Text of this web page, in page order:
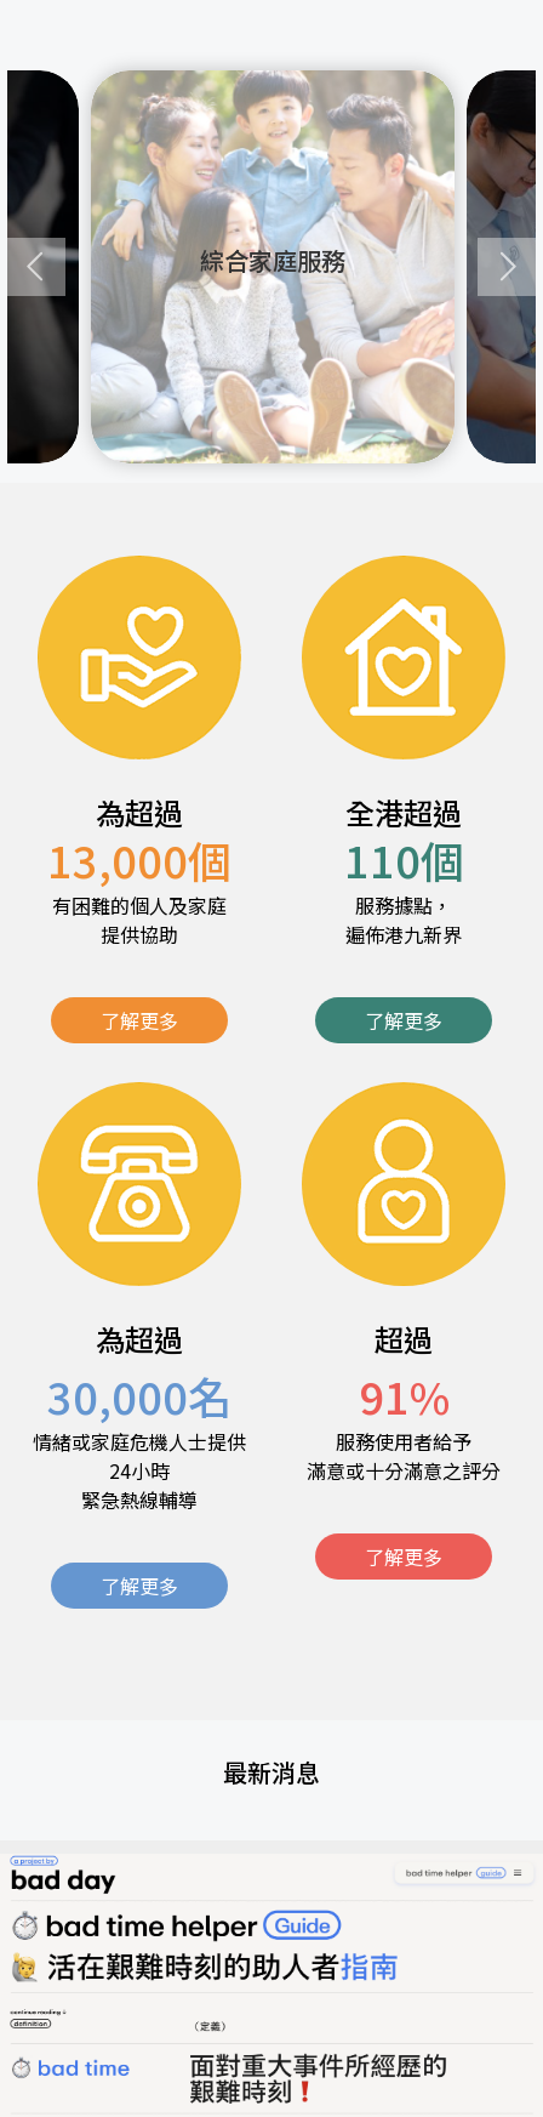
綜合家庭服務
為超過
13,000個
有困難的個人及家庭
提供協助
了解更多
全港超過
110個
服務據點，
遍佈港九新界
了解更多
為超過
30,000名
情緒或家庭危機人士提供
24小時
緊急熱線輔導
了解更多
超過
91%
服務使用者給予
滿意或十分滿意之評分
了解更多
最新消息